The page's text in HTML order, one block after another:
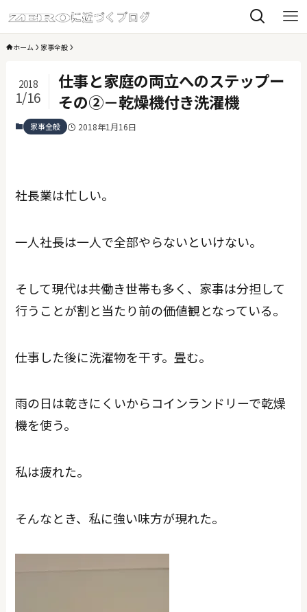
ホーム 家事全般
仕事と家庭の両立へのステップー
その②－乾燥機付き洗濯機
2018
1/16
家事全般 2018年1月16日
社長業は忙しい。
一人社長は一人で全部やらないといけない。
そして現代は共働き世帯も多く、家事は分担して
行うことが割と当たり前の価値観となっている。
仕事した後に洗濯物を干す。畳む。
雨の日は乾きにくいからコインランドリーで乾燥
機を使う。
私は疲れた。
そんなとき、私に強い味方が現れた。